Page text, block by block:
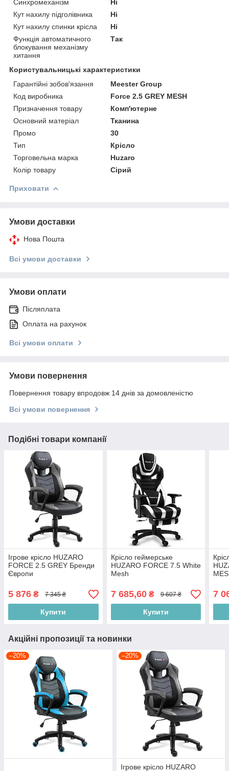
Синхромеханізм
Ні
Кут нахилу підголівника
Ні
Кут нахилу спинки крісла
Ні
Функція автоматичного
блокування механізму
хитання
Так
Користувальницькі характеристики
Гарантійні зобов'язання
Meester Group
Код виробника
Force 2.5 GREY MESH
Призначення товару
Комп'ютерне
Основний матеріал
Тканина
Промо
30
Тип
Крісло
Торговельна марка
Huzaro
Колір товару
Сірий
Приховати
Умови доставки
Нова Пошта
Всі умови доставки
Умови оплати
Післяплата
Оплата на рахунок
Всі умови оплати
Умови повернення
Повернення товару впродовж 14 днів за домовленістю
Всі умови повернення
Подібні товари компанії
Ігрове крісло HUZARO
FORCE 2.5 GREY Бренди
Європи
5 876 ₴ 7 345 ₴
Купити
Крісло геймерське
HUZARO FORCE 7.5 White
Mesh
7 685,60₴ 9 607 ₴
Купити
7
Акційні пропозиції та новинки
–20% –20%
Ігрове крісло HUZARO